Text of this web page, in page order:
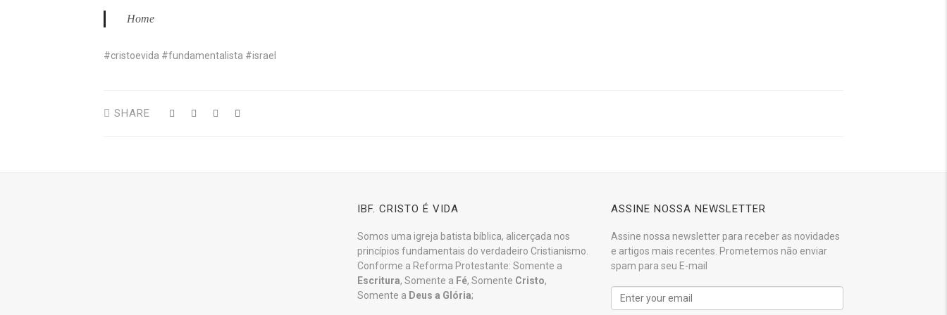
Home
#cristoevida #fundamentalista #israel
SHARE
IBF. CRISTO É VIDA
Somos uma igreja batista bíblica, alicerçada nos
princípios fundamentais do verdadeiro Cristianismo.
Conforme a Reforma Protestante: Somente a
Escritura, Somente a Fé, Somente Cristo,
Somente a Deus a Glória;
ASSINE NOSSA NEWSLETTER
Assine nossa newsletter para receber as novidades
e artigos mais recentes. Prometemos não enviar
spam para seu E-mail